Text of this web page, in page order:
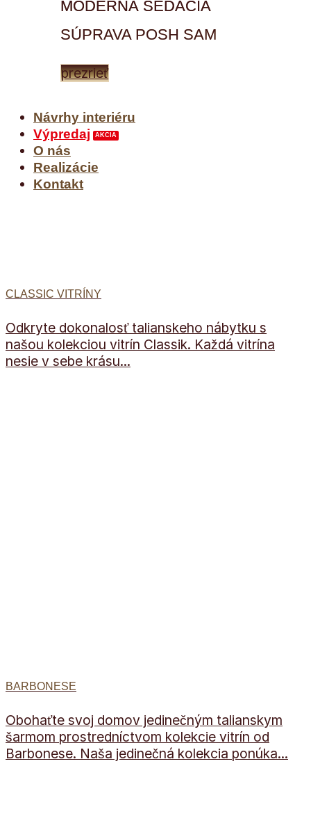
MODERNÁ SEDACIA
SÚPRAVA POSH SAM
prezrieť
Návrhy interiéru
Výpredaj
O nás
Realizácie
Kontakt
CLASSIC VITRÍNY
Odkryte dokonalosť talianskeho nábytku s
našou kolekciou vitrín Classik. Každá vitrína
nesie v sebe krásu...
BARBONESE
Obohaťte svoj domov jedinečným talianskym
šarmom prostredníctvom kolekcie vitrín od
Barbonese. Naša jedinečná kolekcia ponúka...